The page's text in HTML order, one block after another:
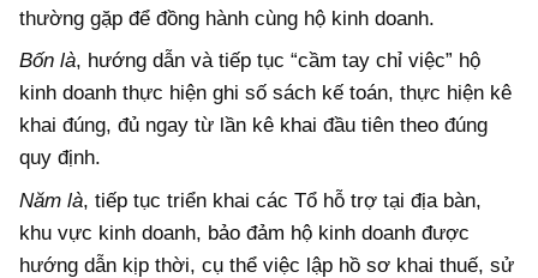
thường gặp để đồng hành cùng hộ kinh doanh.
Bốn là, hướng dẫn và tiếp tục “cầm tay chỉ việc” hộ
kinh doanh thực hiện ghi số sách kế toán, thực hiện kê
khai đúng, đủ ngay từ lần kê khai đầu tiên theo đúng
quy định.
Năm là, tiếp tục triển khai các Tổ hỗ trợ tại địa bàn,
khu vực kinh doanh, bảo đảm hộ kinh doanh được
hướng dẫn kịp thời, cụ thể việc lập hồ sơ khai thuế, sử